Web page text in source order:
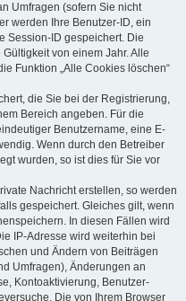
Umfragen (sofern Sie nicht
werden Ihre Benutzer-ID, ein
Session-ID gespeichert. Die
von einem Jahr. Alle
Funktion „Alle Cookies löschen“
die Sie bei der Registrierung,
Bereich angeben. Für die
Benutzername, eine E-
Wenn durch den Betreiber
wurden, so ist dies für Sie vor
Nachricht erstellen, so werden
gespeichert. Gleiches gilt, wenn
In diesen Fällen wird
IP-Adresse wird weiterhin bei
und Ändern von Beiträgen
Umfragen), Änderungen an
Kontoaktivierung, Benutzer-
Die von Ihrem Browser